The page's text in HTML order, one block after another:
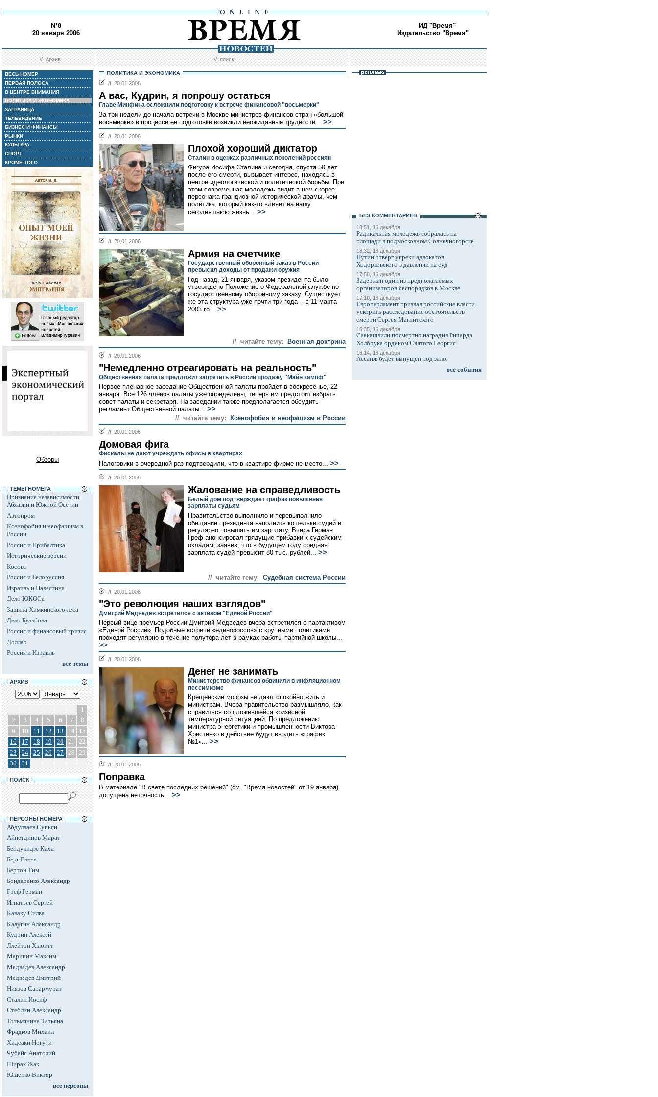
N°8
20 января 2006
ИД "Время"
Издательство "Время"
//Архив //поиск
ВЕСЬ НОМЕР
ПЕРВАЯ ПОЛОСА
В ЦЕНТРЕ ВНИМАНИЯ
ПОЛИТИКА И ЭКОНОМИКА
ЗАГРАНИЦА
ТЕЛЕВИДЕНИЕ
БИЗНЕС И ФИНАНСЫ
РЫНКИ
КУЛЬТУРА
СПОРТ
КРОМЕ ТОГО
Обзоры
ТЕМЫ НОМЕРА
Признание независимости
Абхазии и Южной Осетии
Автопром
Ксенофобия и неофашизм в
России
Россия и Прибалтика
Исторические версии
Косово
Россия и Белоруссия
Израиль и Палестина
Дело ЮКОСа
Защита Химкинского леса
Дело Бульбова
Россия и финансовый кризис
Доллар
Россия и Израиль
все темы
АРХИВ
1
2
3 4 5 6 7
8
9
10 11 12 13 14
15
16
17 18 19 20 21
22
23
24 25 26 27 28 29
30
31
ПОИСК
ПЕРСОНЫ НОМЕРА
Абдуллаев Супьян
Айнетдинов Марат
Бендукидзе Каха
Берг Елена
Бертон Тим
Бондаренко Александр
Греф Герман
Игнатьев Сергей
Каваку Силва
Калугин Александр
Кудрин Алексей
Ллейтон Хьюитт
Маринин Максим
Медведев Александр
Медведев Дмитрий
Ниязов Сапармурат
Сталин Иосиф
Стеблин Александр
Тотьмянина Татьяна
Фрадков Михаил
Хидеаки Ногути
Чубайс Анатолий
Ширак Жак
Ющенко Виктор
все персоны
ПОЛИТИКА И ЭКОНОМИКА
// 20.01.2006
А вас, Кудрин, я попрошу остаться
Главе Минфина осложнили подготовку к встрече финансовой "восьмерки"
За три недели до начала встречи в Москве министров финансов стран «большой
восьмерки» в процессе ее подготовки возникли неожиданные трудности... >>
// 20.01.2006
Плохой хороший диктатор
Сталин в оценках различных поколений россиян
Фигура Иосифа Сталина и сегодня, спустя 50 лет
после его смерти, вызывает интерес, находясь в
центре идеологической и политической борьбы. При
этом современная молодежь видит в нем скорее
персонажа грандиозной исторической драмы, чем
политика, который как-то влияет на нашу
сегодняшнюю жизнь... >>
// 20.01.2006
Армия на счетчике
Государственный оборонный заказ в России
превысил доходы от продажи оружия
Год назад, 21 января, указом президента было
утверждено Положение о Федеральной службе по
государственному оборонному заказу. Существует
же эта структура уже почти три года -- с 11 марта
2003-го... >>
// читайте тему: Военная доктрина
// 20.01.2006
"Немедленно отреагировать на реальность"
Общественная палата предложит запретить в России продажу "Майн кампф"
Первое пленарное заседание Общественной палаты пройдет в воскресенье, 22
января. Все 126 членов палаты уже определены, теперь им предстоит избрать
совет палаты и секретаря. На заседании также предполагается обсудить
регламент Общественной палаты... >>
// читайте тему: Ксенофобия и неофашизм в России
// 20.01.2006
Домовая фига
Фискалы не дают учреждать офисы в квартирах
Налоговики в очередной раз подтвердили, что в квартире фирме не место... >>
// 20.01.2006
Жалование на справедливость
Белый дом подтверждает график повышения
зарплаты судьям
Правительство выполнило и перевыполнило
обещание президента наполнить кошельки судей и
регулярно повышать им зарплату. Вчера Герман
Греф анонсировал грядущие прибавки к судейским
окладам, заявив, что в будущем году средняя
зарплата судей превысит 80 тыс. рублей... >>
// читайте тему: Судебная система России
// 20.01.2006
"Это революция наших взглядов"
Дмитрий Медведев встретился с активом "Единой России"
Первый вице-премьер России Дмитрий Медведев вчера встретился с партактивом
«Единой России». Подобные встречи «единороссов» с крупными политиками
проходят регулярно в течение полутора лет в рамках работы партийной школы...
>>
// 20.01.2006
Денег не занимать
Министерство финансов обвинили в инфляционном
пессимизме
Крещенские морозы не дают спокойно жить и
министрам. Вчера правительство размышляло, как
справиться со сложившейся кризисной
температурной ситуацией. По предложению
министра энергетики и промышленности Виктора
Христенко в действие будут вводить «график
№1»... >>
// 20.01.2006
Поправка
В материале "В свете последних решений" (см. "Время новостей" от 19 января)
допущена неточность... >>
БЕЗ КОМMЕНТАРИЕВ
18:51, 16 декабря
Радикальная молодежь собралась на
площади в подмосковном Солнечногорске
18:32, 16 декабря
Путин отверг упреки адвокатов
Ходорковского в давлении на суд
17:58, 16 декабря
Задержан один из предполагаемых
организаторов беспорядков в Москве
17:10, 16 декабря
Европарламент призвал российские власти
ускорить расследование обстоятельств
смерти Сергея Магнитского
16:35, 16 декабря
Саакашвили посмертно наградил Ричарда
Холбрука орденом Святого Георгия
16:14, 16 декабря
Ассанж будет выпущен под залог
все события